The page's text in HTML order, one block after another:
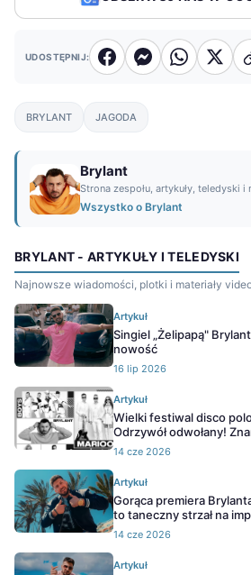
UDOSTĘPNIJ:
BRYLANT JAGODA
Brylant
Strona zespołu, artykuły, teledyski
Wszystko o Brylant
BRYLANT - ARTYKUŁY I TELEDYSKI
Najnowsze wiadomości, plotki i materiały
Artykuł
Singiel „Żelipapą"
nowość
16 lip 2026
Artykuł
Wielki festiwal disco
Odrzywół odwołany!
14 cze 2026
Artykuł
Gorąca premiera
to taneczny strzał na
14 cze 2026
Artykuł